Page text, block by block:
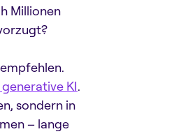
Millionen
KI.
sondern in
– lange